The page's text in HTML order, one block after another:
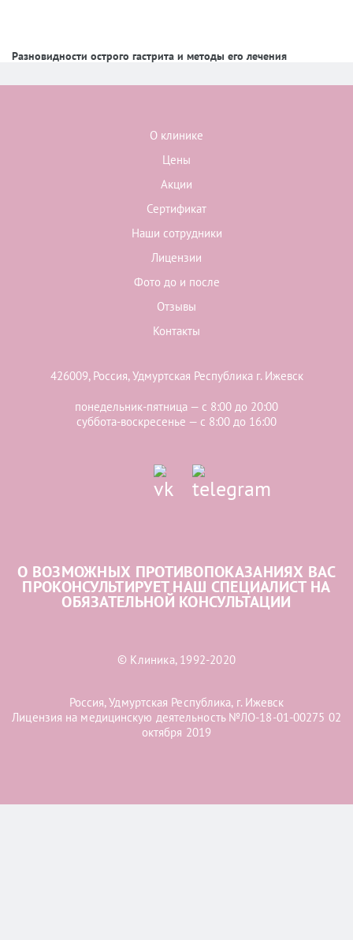
Разновидности острого гастрита и методы его лечения
О клинике
Цены
Акции
Сертификат
Наши сотрудники
Лицензии
Фото до и после
Отзывы
Контакты
426009, Россия, Удмуртская Республика г. Ижевск
понедельник-пятница — с 8:00 до 20:00
суббота-воскресенье — с 8:00 до 16:00
О ВОЗМОЖНЫХ ПРОТИВОПОКАЗАНИЯХ ВАС
ПРОКОНСУЛЬТИРУЕТ НАШ СПЕЦИАЛИСТ НА
ОБЯЗАТЕЛЬНОЙ КОНСУЛЬТАЦИИ
© Клиника, 1992-2020
Россия, Удмуртская Республика, г. Ижевск
Лицензия на медицинскую деятельность №ЛО-18-01-00275 02
октября 2019